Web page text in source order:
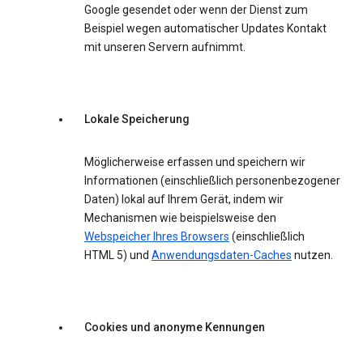
Google gesendet oder wenn der Dienst zum
Beispiel wegen automatischer Updates Kontakt
mit unseren Servern aufnimmt.
Lokale Speicherung
Möglicherweise erfassen und speichern wir
Informationen (einschließlich personenbezogener
Daten) lokal auf Ihrem Gerät, indem wir
Mechanismen wie beispielsweise den
Webspeicher Ihres Browsers (einschließlich
HTML 5) und Anwendungsdaten-Caches nutzen.
Cookies und anonyme Kennungen